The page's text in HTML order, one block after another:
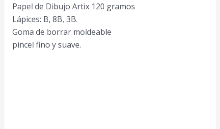
Papel de Dibujo Artix 120 gramos
Lápices: B, 8B, 3B.
Goma de borrar moldeable
pincel fino y suave.